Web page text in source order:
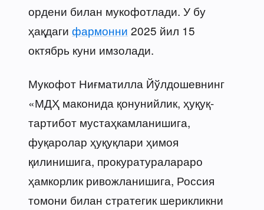
ордени билан мукофотлади. У бу
ҳақдаги фармонни 2025 йил 15
октябрь куни имзолади.
Мукофот Ниғматилла Йўлдошевнинг
«МДҲ маконида қонунийлик, ҳуқуқ-
тартибот мустаҳкамланишига,
фуқаролар ҳуқуқлари ҳимоя
қилинишига, прокуратуралараро
ҳамкорлик ривожланишига, Россия
томони билан стратегик шерикликни